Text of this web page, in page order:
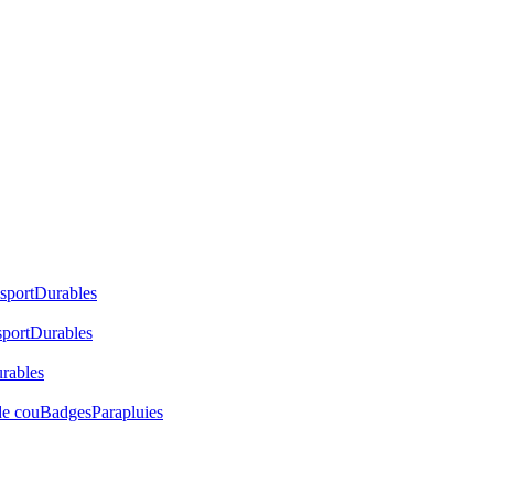
Durables
Durables
couBadgesParapluies